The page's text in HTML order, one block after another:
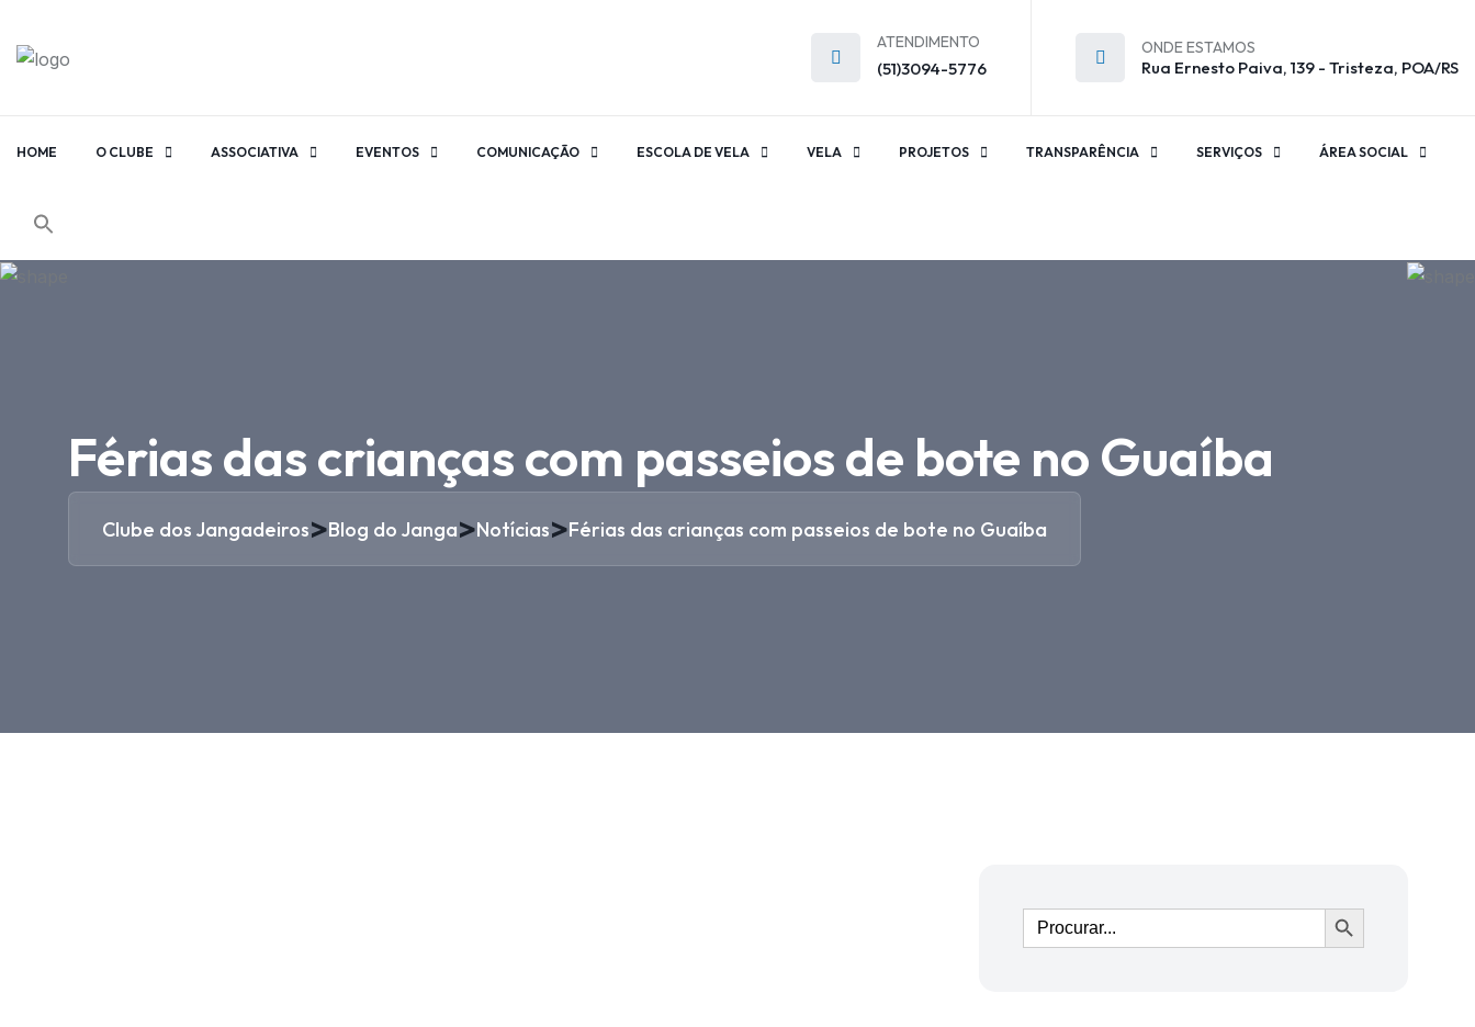
ATENDIMENTO
(51)3094-5776
ONDE ESTAMOS
Rua Ernesto Paiva, 139 - Tristeza, POA/RS
HOME O CLUBE ASSOCIATIVA EVENTOS COMUNICAÇÃO ESCOLA DE VELA VELA PROJETOS TRANSPARÊNCIA SERVIÇOS ÁREA SOCIAL
Férias das crianças com passeios de bote no Guaíba
Clube dos Jangadeiros>Blog do Janga>Notícias>Férias das crianças com passeios de bote no Guaíba
Ir